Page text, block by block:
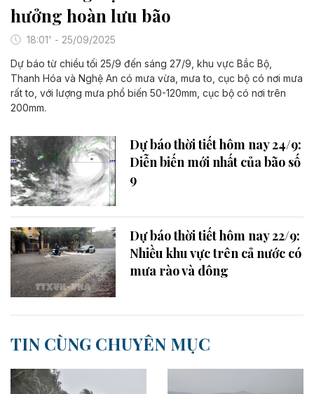
hưởng hoàn lưu bão
18:01' - 25/09/2025
Dự báo từ chiều tối 25/9 đến sáng 27/9, khu vực Bắc Bộ,
Thanh Hóa và Nghệ An có mưa vừa, mưa to, cục bộ có nơi mưa
rất to, với lượng mưa phổ biến 50-120mm, cục bộ có nơi trên
200mm.
Dự báo thời tiết hôm nay 24/9:
Diễn biến mới nhất của bão số
9
Dự báo thời tiết hôm nay 22/9:
Nhiều khu vực trên cả nước có
mưa rào và dông
TIN CÙNG CHUYÊN MỤC